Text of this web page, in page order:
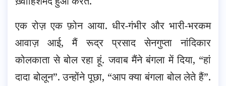
एक रोज़ एक फ़ोन आया. धीर-गंभीर और भारी-भरकम
आवाज़ आई, मैं रूद्र प्रसाद सेनगुप्ता नांदिकार
कोलकाता से बोल रहा हूं. जवाब मैंने बंगला में दिया, “हां
दादा बोलून”. उन्होंने पूछा, “आप क्या बंगला बोल लेते हैं”.